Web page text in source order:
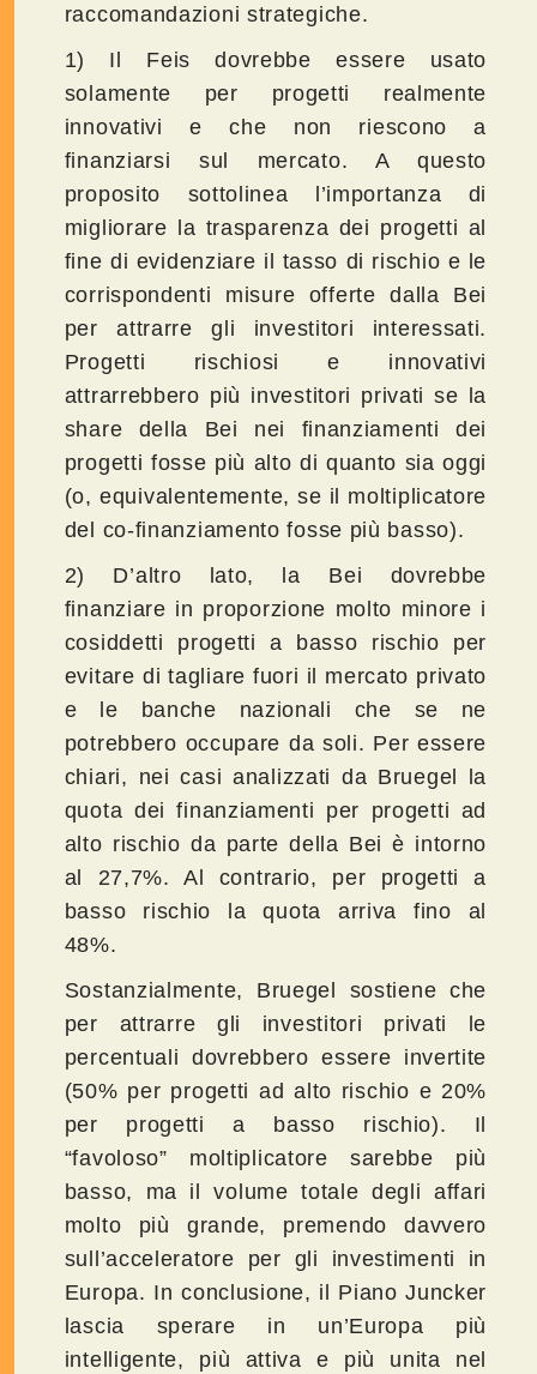
raccomandazioni strategiche.
1) Il Feis dovrebbe essere usato
solamente per progetti realmente
innovativi e che non riescono a
finanziarsi sul mercato. A questo
proposito sottolinea l’importanza di
migliorare la trasparenza dei progetti al
fine di evidenziare il tasso di rischio e le
corrispondenti misure offerte dalla Bei
per attrarre gli investitori interessati.
Progetti rischiosi e innovativi
attrarrebbero più investitori privati se la
share della Bei nei finanziamenti dei
progetti fosse più alto di quanto sia oggi
(o, equivalentemente, se il moltiplicatore
del co-finanziamento fosse più basso).
2) D’altro lato, la Bei dovrebbe
finanziare in proporzione molto minore i
cosiddetti progetti a basso rischio per
evitare di tagliare fuori il mercato privato
e le banche nazionali che se ne
potrebbero occupare da soli. Per essere
chiari, nei casi analizzati da Bruegel la
quota dei finanziamenti per progetti ad
alto rischio da parte della Bei è intorno
al 27,7%. Al contrario, per progetti a
basso rischio la quota arriva fino al
48%.
Sostanzialmente, Bruegel sostiene che
per attrarre gli investitori privati le
percentuali dovrebbero essere invertite
(50% per progetti ad alto rischio e 20%
per progetti a basso rischio). Il
“favoloso” moltiplicatore sarebbe più
basso, ma il volume totale degli affari
molto più grande, premendo davvero
sull’acceleratore per gli investimenti in
Europa. In conclusione, il Piano Juncker
lascia sperare in un’Europa più
intelligente, più attiva e più unita nel